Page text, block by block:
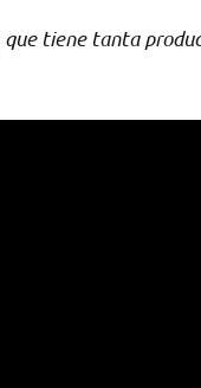
tiene tanta